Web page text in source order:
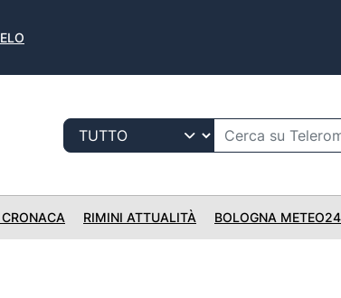
RIMINI ATTUALITÀ BOLOGNA